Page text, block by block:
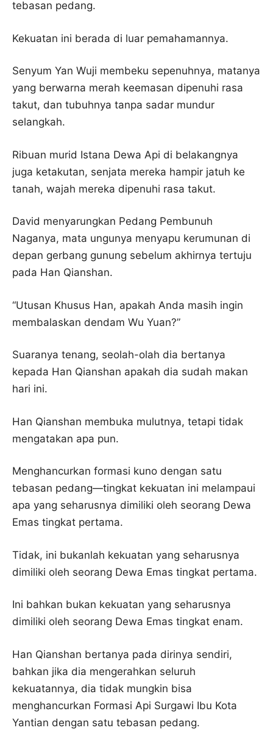
tebasan pedang.
Kekuatan ini berada di luar pemahamannya.
Senyum Yan Wuji membeku sepenuhnya, matanya
yang berwarna merah keemasan dipenuhi rasa
takut, dan tubuhnya tanpa sadar mundur
selangkah.
Ribuan murid Istana Dewa Api di belakangnya
juga ketakutan, senjata mereka hampir jatuh ke
tanah, wajah mereka dipenuhi rasa takut.
David menyarungkan Pedang Pembunuh
Naganya, mata ungunya menyapu kerumunan di
depan gerbang gunung sebelum akhirnya tertuju
pada Han Qianshan.
“Utusan Khusus Han, apakah Anda masih ingin
membalaskan dendam Wu Yuan?”
Suaranya tenang, seolah-olah dia bertanya
kepada Han Qianshan apakah dia sudah makan
hari ini.
Han Qianshan membuka mulutnya, tetapi tidak
mengatakan apa pun.
Menghancurkan formasi kuno dengan satu
tebasan pedang—tingkat kekuatan ini melampaui
apa yang seharusnya dimiliki oleh seorang Dewa
Emas tingkat pertama.
Tidak, ini bukanlah kekuatan yang seharusnya
dimiliki oleh seorang Dewa Emas tingkat pertama.
Ini bahkan bukan kekuatan yang seharusnya
dimiliki oleh seorang Dewa Emas tingkat enam.
Han Qianshan bertanya pada dirinya sendiri,
bahkan jika dia mengerahkan seluruh
kekuatannya, dia tidak mungkin bisa
menghancurkan Formasi Api Surgawi Ibu Kota
Yantian dengan satu tebasan pedang.